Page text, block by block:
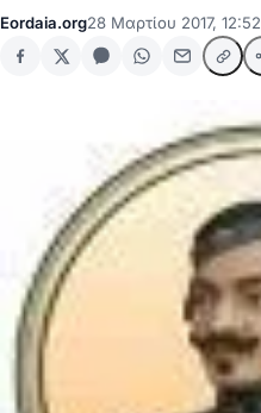
Eordaia.org28 Μαρτίου 2017, 12:52